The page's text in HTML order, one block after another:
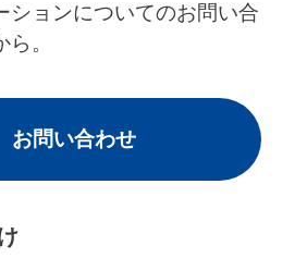
ションについてのお問い合
。
お問い合わせ